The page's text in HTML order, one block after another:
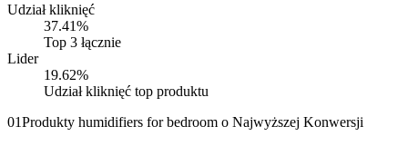
Udział kliknięć
37.41%
Top 3 łącznie
Lider
19.62%
Udział kliknięć top produktu
01Produkty humidifiers for bedroom o Najwyższej Konwersji